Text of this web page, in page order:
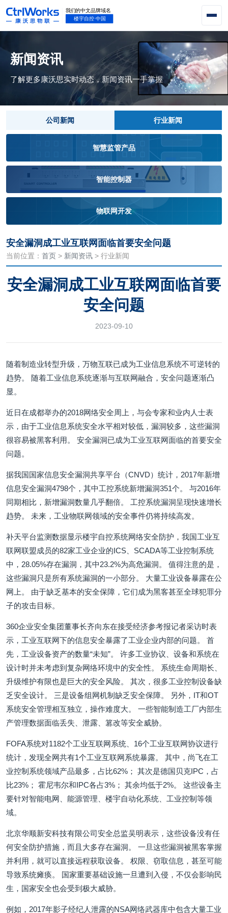
新闻资讯
了解更多康沃思实时动态，新闻资讯一手掌握
公司新闻 行业新闻
智慧监管产品
智能控制器
物联网开发
安全漏洞成工业互联网面临首要安全问题
当前位置： 首页 > 新闻资讯 > 行业新闻
安全漏洞成工业互联网面临首要
安全问题
2023-09-10
随着制造业转型升级，万物互联已成为工业信息系统不可逆转的
趋势。 随着工业信息系统逐渐与互联网融合，安全问题逐渐凸
显。
近日在成都举办的2018网络安全周上，与会专家和业内人士表
示，由于工业信息系统安全水平相对较低，漏洞较多，这些漏洞
很容易被黑客利用。 安全漏洞已成为工业互联网面临的首要安全
问题。
据我国国家信息安全漏洞共享平台（CNVD）统计，2017年新增
信息安全漏洞4798个，其中工控系统新增漏洞351个。 与2016年
同期相比，新增漏洞数量几乎翻倍。 工控系统漏洞呈现快速增长
趋势。 未来，工业物联网领域的安全事件仍将持续高发。
补天平台监测数据显示楼宇自控系统网络安全防护，我国工业互
联网联盟成员的82家工业企业的ICS、SCADA等工业控制系统
中，28.05%存在漏洞，其中23.2%为高危漏洞。 值得注意的是，
这些漏洞只是所有系统漏洞的一小部分。 大量工业设备暴露在公
网上。 由于缺乏基本的安全保障，它们成为黑客甚至全球犯罪分
子的攻击目标。
360企业安全集团董事长齐向东在接受经济参考报记者采访时表
示，工业互联网下的信息安全暴露了工业企业内部的问题。 首
先，工业设备资产的数量“未知”。 许多工业协议、设备和系统在
设计时并未考虑到复杂网络环境中的安全性。 系统生命周期长、
升级维护有限也是巨大的安全风险。 其次，很多工业控制设备缺
乏安全设计。 三是设备组网机制缺乏安全保障。 另外，IT和OT
系统安全管理相互独立，操作难度大。 一些智能制造工厂内部生
产管理数据面临丢失、泄露、篡改等安全威胁。
FOFA系统对1182个工业互联网系统、16个工业互联网协议进行
统计，发现全网共有1个工业互联网系统暴露。 其中，尚飞在工
业控制系统领域产品最多，占比62%； 其次是德国贝克IPC，占
比23%； 霍尼韦尔和IPC各占3%； 其余均低于2%。 这些设备主
要针对智能电网、能源管理、楼宇自动化系统、工业控制等领
域。
北京华顺新安科技有限公司安全总监吴明表示，这些设备没有任
何安全防护措施，而且大多存在漏洞。 一旦这些漏洞被黑客掌握
并利用，就可以直接远程获取设备。 权限、窃取信息，甚至可能
导致系统瘫痪。 国家重要基础设施一旦遭到入侵，不仅会影响民
生，国家安全也会受到极大威胁。
例如，2017年影子经纪人泄露的NSA网络武器库中包含大量工业